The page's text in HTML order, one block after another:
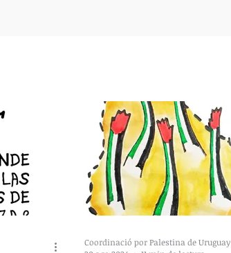
Coordinació por Palestina de Uruguay